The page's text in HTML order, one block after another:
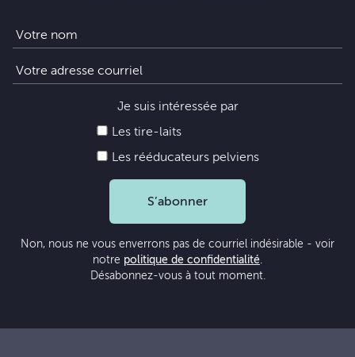
Je suis intéressée par
Les tire-laits
Les rééducateurs pelviens
S’abonner
Non, nous ne vous enverrons pas de courriel indésirable - voir
notre politique de confidentialité.
Désabonnez-vous à tout moment.